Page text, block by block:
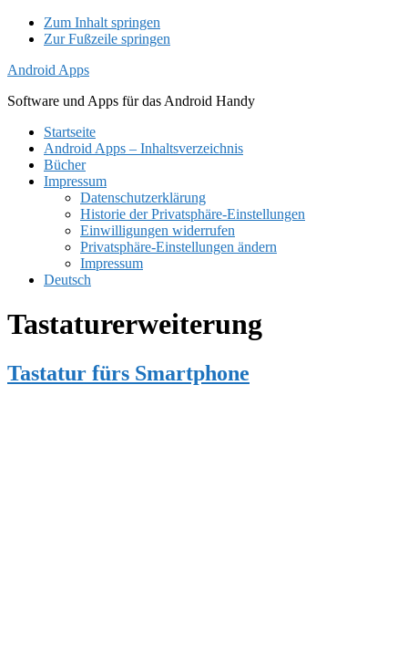
Zum Inhalt springen
Zur Fußzeile springen
Android Apps
Software und Apps für das Android Handy
Startseite
Android Apps – Inhaltsverzeichnis
Bücher
Impressum
Datenschutzerklärung
Historie der Privatsphäre-Einstellungen
Einwilligungen widerrufen
Privatsphäre-Einstellungen ändern
Impressum
Deutsch
Tastaturerweiterung
Tastatur fürs Smartphone